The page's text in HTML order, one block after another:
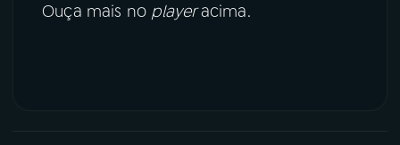
Ouça mais no playeracima.